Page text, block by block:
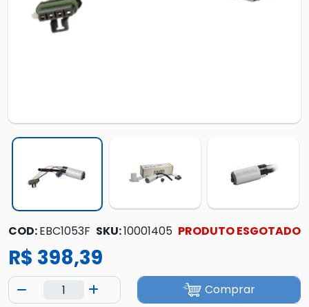
COD:EBC1053F SKU:10001405 PRODUTO ESGOTADO
R$ 398,39
Comprar